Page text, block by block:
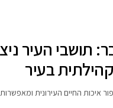
תושבי העיר
בעיר
איכות החיים העירונית